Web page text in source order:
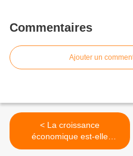
Commentaires
Ajouter un
< La croissance
économique est-elle
illimitée ?